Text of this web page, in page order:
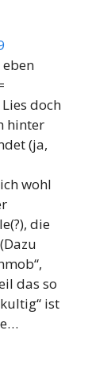
doch
hinter
(ja,
wohl
die
das so
ist